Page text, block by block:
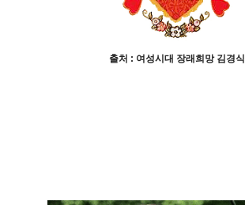
출처 : 여성시대 장래희망 김경식